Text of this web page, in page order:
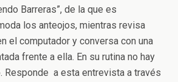
Barreras”, de la que es
los anteojos, mientras revisa
el computador y conversa con una
frente a ella. En su rutina no hay
Responde a esta entrevista a través